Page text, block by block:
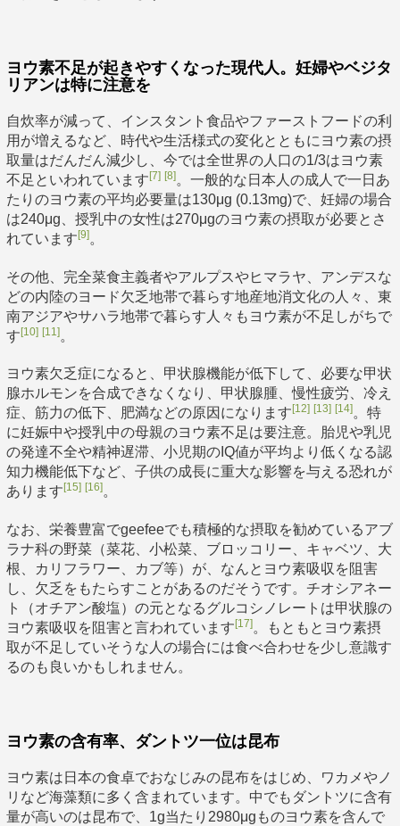
ヨウ素不足が起きやすくなった現代人。妊婦やベジタ
リアンは特に注意を
自炊率が減って、インスタント食品やファーストフードの利
用が増えるなど、時代や生活様式の変化とともにヨウ素の摂
取量はだんだん減少し、今では全世界の人口の1/3はヨウ素
不足といわれています[7] [8]。一般的な日本人の成人で一日あ
たりのヨウ素の平均必要量は130μg (0.13mg)で、妊婦の場合
は240μg、授乳中の女性は270μgのヨウ素の摂取が必要とさ
れています[9]。
その他、完全菜食主義者やアルプスやヒマラヤ、アンデスな
どの内陸のヨード欠乏地帯で暮らす地産地消文化の人々、東
南アジアやサハラ地帯で暮らす人々もヨウ素が不足しがちで
す[10] [11]。
ヨウ素欠乏症になると、甲状腺機能が低下して、必要な甲状
腺ホルモンを合成できなくなり、甲状腺腫、慢性疲労、冷え
症、筋力の低下、肥満などの原因になります [12] [13] [14]。特
に妊娠中や授乳中の母親のヨウ素不足は要注意。胎児や乳児
の発達不全や精神遅滞、小児期のIQ値が平均より低くなる認
知力機能低下など、子供の成長に重大な影響を与える恐れが
あります [15] [16]。
なお、栄養豊富でgeefeeでも積極的な摂取を勧めているアブ
ラナ科の野菜（菜花、小松菜、ブロッコリー、キャベツ、大
根、カリフラワー、カブ等）が、なんとヨウ素吸収を阻害
し、欠乏をもたらすことがあるのだそうです。チオシアネー
ト（オチアン酸塩）の元となるグルコシノレートは甲状腺の
ヨウ素吸収を阻害と言われています [17]。もともとヨウ素摂
取が不足していそうな人の場合には食べ合わせを少し意識す
るのも良いかもしれません。
ヨウ素の含有率、ダントツ一位は昆布
ヨウ素は日本の食卓でおなじみの昆布をはじめ、ワカメやノ
リなど海藻類に多く含まれています。中でもダントツに含有
量が高いのは昆布で、1g当たり2980μgものヨウ素を含んで